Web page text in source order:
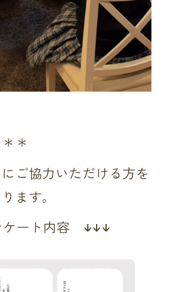
＊
ご協力いただける方を
ます。
ート内容 ↓↓↓